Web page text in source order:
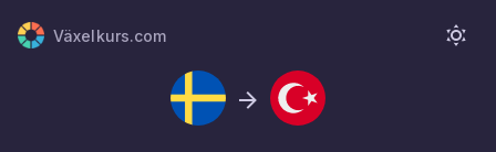
Växelkurs.com